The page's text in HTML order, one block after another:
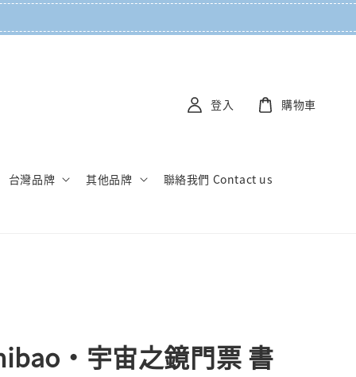
台灣品牌 其他品牌 聯絡我們 Contact us
登入 購物車
・宇宙之鏡門票 書